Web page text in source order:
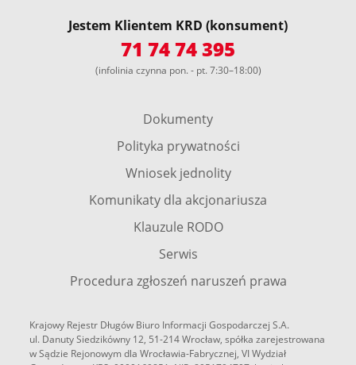
Jestem Klientem KRD (konsument)
71 74 74 395
(infolinia czynna pon. - pt. 7:30–18:00)
Dokumenty
Polityka prywatności
Wniosek jednolity
Komunikaty dla akcjonariusza
Klauzule RODO
Serwis
Procedura zgłoszeń naruszeń prawa
Krajowy Rejestr Długów Biuro Informacji Gospodarczej S.A.
ul. Danuty Siedzikówny 12, 51-214 Wrocław, spółka zarejestrowana
w Sądzie Rejonowym dla Wrocławia-Fabrycznej, VI Wydział